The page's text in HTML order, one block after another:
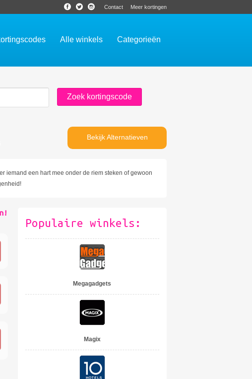
Contact Meer kortingen
Alle winkels Categorieën
Bekijk Alternatieven
iemand een hart mee onder de riem steken of gewoon
Populaire winkels:
Megagadgets
Magix